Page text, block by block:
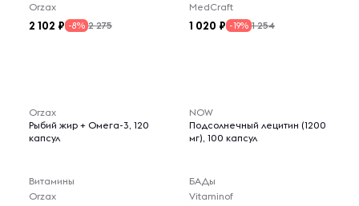
Orzax
2 102 -8% 2 275
MedCraft
1 020 -19% 1 254
Orzax
Рыбий жир + Омега-3, 120
капсул
Витамины
Orzax
NOW
Подсолнечный лецитин (1200
мг), 100 капсул
БАДы
Vitaminof